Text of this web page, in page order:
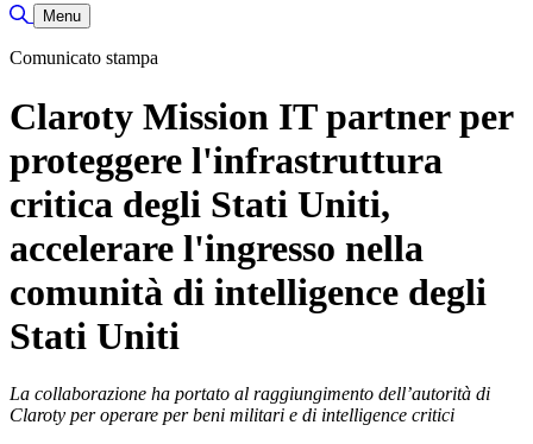
Attiva/disattiva ricerca
Menu
Comunicato stampa
Claroty Mission IT partner per
proteggere l'infrastruttura
critica degli Stati Uniti,
accelerare l'ingresso nella
comunità di intelligence degli
Stati Uniti
La collaborazione ha portato al raggiungimento dell’autorità di
Claroty per operare per beni militari e di intelligence critici